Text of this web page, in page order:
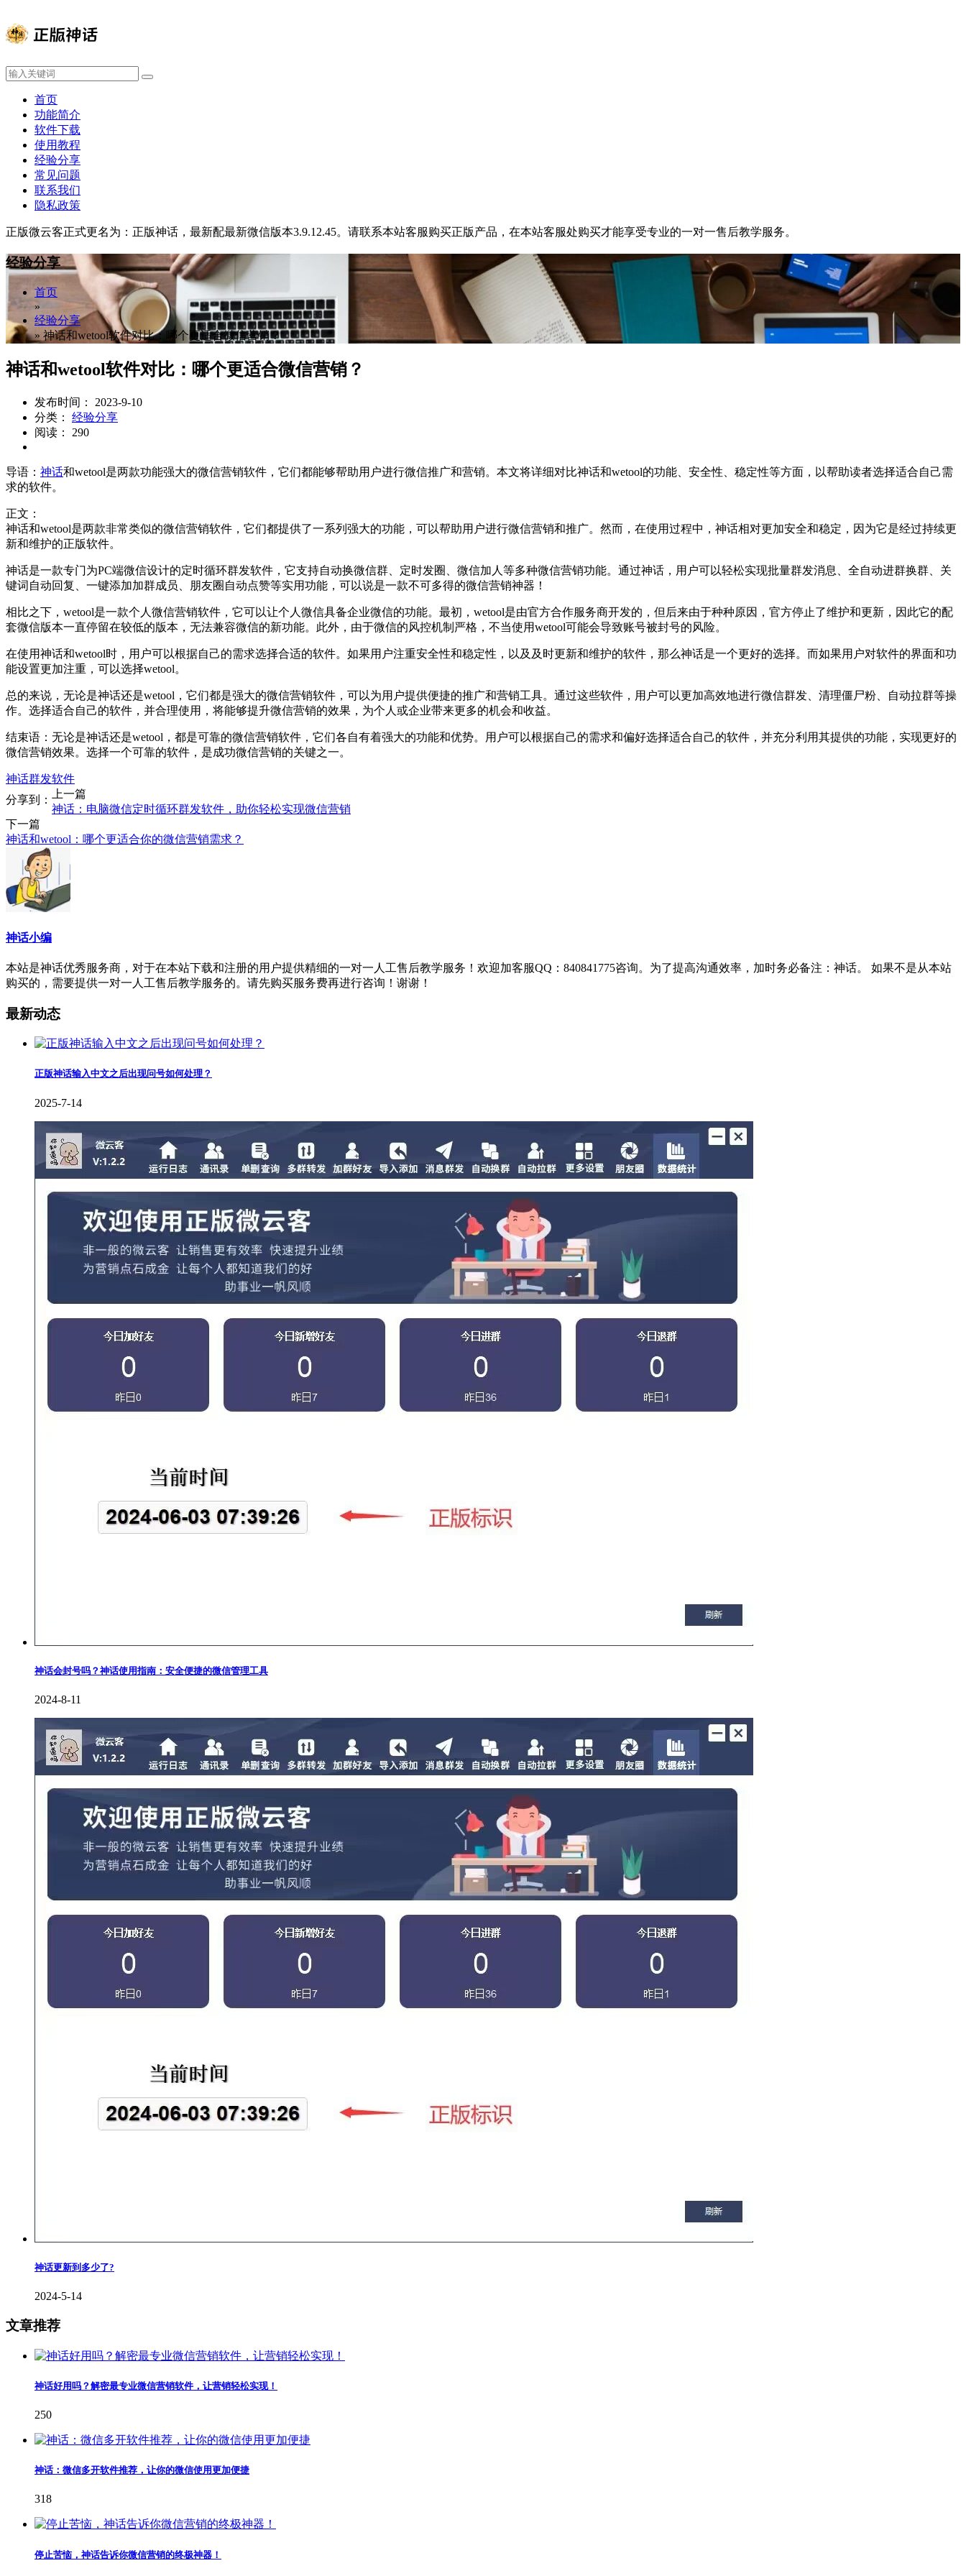
首页
功能简介
软件下载
使用教程
经验分享
常见问题
联系我们
隐私政策
正版微云客正式更名为：正版神话，最新配最新微信版本3.9.12.45。请联系本站客服购买正版产品，在本站客服处购买才能享受专业的一对一售后教学服务。
经验分享
首页
»
经验分享
» 神话和wetool软件对比：哪个更适合微信营销？
神话和wetool软件对比：哪个更适合微信营销？
发布时间： 2023-9-10
分类： 经验分享
阅读： 290
导语： 神话和wetool是两款功能强大的微信营销软件，它们都能够帮助用户进行微信推广和营销。本文将详细对比神话和wetool的功能、安全性、稳定性等方面，以帮助读者选择适合自己需
求的软件。
正文：
神话和wetool是两款非常类似的微信营销软件，它们都提供了一系列强大的功能，可以帮助用户进行微信营销和推广。然而，在使用过程中，神话相对更加安全和稳定，因为它是经过持续更
新和维护的正版软件。
神话是一款专门为PC端微信设计的定时循环群发软件，它支持自动换微信群、定时发圈、微信加人等多种微信营销功能。通过神话，用户可以轻松实现批量群发消息、全自动进群换群、关
键词自动回复、一键添加加群成员、朋友圈自动点赞等实用功能，可以说是一款不可多得的微信营销神器！
相比之下，wetool是一款个人微信营销软件，它可以让个人微信具备企业微信的功能。最初，wetool是由官方合作服务商开发的，但后来由于种种原因，官方停止了维护和更新，因此它的配
套微信版本一直停留在较低的版本，无法兼容微信的新功能。此外，由于微信的风控机制严格，不当使用wetool可能会导致账号被封号的风险。
在使用神话和wetool时，用户可以根据自己的需求选择合适的软件。如果用户注重安全性和稳定性，以及及时更新和维护的软件，那么神话是一个更好的选择。而如果用户对软件的界面和功
能设置更加注重，可以选择wetool。
总的来说，无论是神话还是wetool，它们都是强大的微信营销软件，可以为用户提供便捷的推广和营销工具。通过这些软件，用户可以更加高效地进行微信群发、清理僵尸粉、自动拉群等操
作。选择适合自己的软件，并合理使用，将能够提升微信营销的效果，为个人或企业带来更多的机会和收益。
结束语：无论是神话还是wetool，都是可靠的微信营销软件，它们各自有着强大的功能和优势。用户可以根据自己的需求和偏好选择适合自己的软件，并充分利用其提供的功能，实现更好的
微信营销效果。选择一个可靠的软件，是成功微信营销的关键之一。
神话群发软件
分享到：
上一篇
神话：电脑微信定时循环群发软件，助你轻松实现微信营销
下一篇
神话和wetool：哪个更适合你的微信营销需求？
神话小编
本站是神话优秀服务商，对于在本站下载和注册的用户提供精细的一对一人工售后教学服务！欢迎加客服QQ：840841775咨询。为了提高沟通效率，加时务必备注：神话。 如果不是从本站
购买的，需要提供一对一人工售后教学服务的。请先购买服务费再进行咨询！谢谢！
最新动态
正版神话输入中文之后出现问号如何处理？
2025-7-14
神话会封号吗？神话使用指南：安全便捷的微信管理工具
2024-8-11
神话更新到多少了?
2024-5-14
文章推荐
神话好用吗？解密最专业微信营销软件，让营销轻松实现！
250
神话：微信多开软件推荐，让你的微信使用更加便捷
318
停止苦恼，神话告诉你微信营销的终极神器！